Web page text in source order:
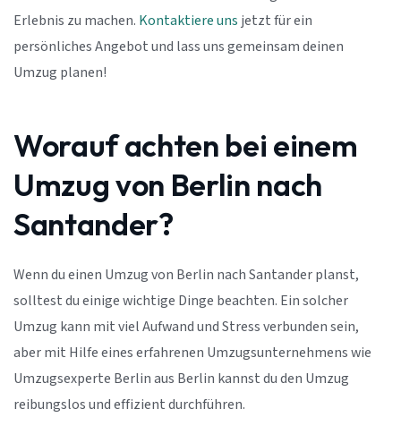
Erlebnis zu machen. Kontaktiere uns jetzt für ein
persönliches Angebot und lass uns gemeinsam deinen
Umzug planen!
Worauf achten bei einem
Umzug von Berlin nach
Santander?
Wenn du einen Umzug von Berlin nach Santander planst,
solltest du einige wichtige Dinge beachten. Ein solcher
Umzug kann mit viel Aufwand und Stress verbunden sein,
aber mit Hilfe eines erfahrenen Umzugsunternehmens wie
Umzugsexperte Berlin aus Berlin kannst du den Umzug
reibungslos und effizient durchführen.